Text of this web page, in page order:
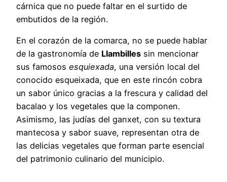
cárnica que no puede faltar en el surtido de
embutidos de la región.
En el corazón de la comarca, no se puede hablar
de la gastronomía de Llambilles sin mencionar
sus famosos esquiexada, una versión local del
conocido esqueixada, que en este rincón cobra
un sabor único gracias a la frescura y calidad del
bacalao y los vegetales que la componen.
Asimismo, las judías del ganxet, con su textura
mantecosa y sabor suave, representan otra de
las delicias vegetales que forman parte esencial
del patrimonio culinario del municipio.